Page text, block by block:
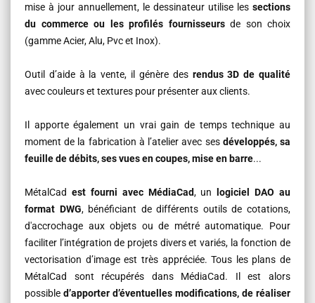
mise à jour annuellement, le dessinateur utilise les sections
du commerce ou les profilés fournisseurs de son choix
(gamme Acier, Alu, Pvc et Inox).
Outil d’aide à la vente, il génère des rendus 3D de qualité
avec couleurs et textures pour présenter aux clients.
Il apporte également un vrai gain de temps technique au
moment de la fabrication à l’atelier avec ses développés, sa
feuille de débits, ses vues en coupes, mise en barre...
MétalCad est fourni avec MédiaCad, un
logiciel DAO au
format DWG, bénéficiant de différents outils de cotations,
d'accrochage aux objets ou de métré automatique. Pour
faciliter l’intégration de projets divers et variés, la fonction de
vectorisation d’image est très appréciée. Tous les plans de
MétalCad sont récupérés dans MédiaCad. Il est alors
possible d’apporter d’éventuelles modifications, de réaliser